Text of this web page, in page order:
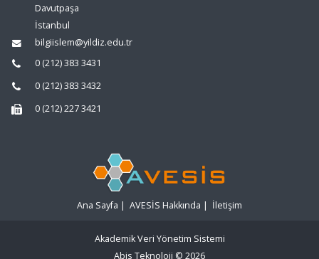
Davutpaşa
İstanbul
bilgiislem@yildiz.edu.tr
0 (212) 383 3431
0 (212) 383 3432
0 (212) 227 3421
Ana Sayfa | AVESİS Hakkında | İletişim
Akademik Veri Yönetim Sistemi
Abis Teknoloji © 2026